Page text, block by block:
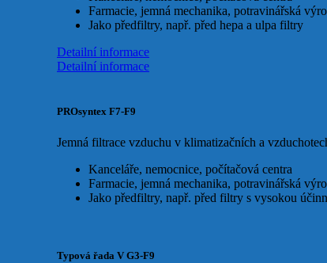
Farmacie, jemná mechanika, potravinářská
Jako předfiltry, např. před hepa a ulpa filtry
Detailní informace
Detailní informace
PROsyntex F7-F9
Jemná filtrace vzduchu v klimatizačních a
Kanceláře, nemocnice, počítačová centra
Farmacie, jemná mechanika, potravinářská
Jako předfiltry, např. před filtry s vysokou
Typová řada V G3-F9